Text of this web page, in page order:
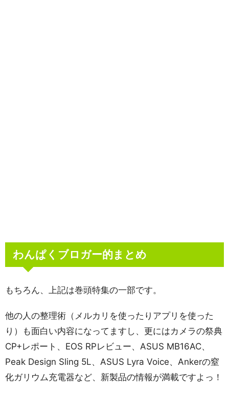
わんぱくブロガー的まとめ
もちろん、上記は巻頭特集の一部です。
他の人の整理術（メルカリを使ったりアプリを使った
り）も面白い内容になってますし、更にはカメラの祭典
CP+レポート、EOS RPレビュー、ASUS MB16AC、
Peak Design Sling 5L、ASUS Lyra Voice、Ankerの窒
化ガリウム充電器など、新製品の情報が満載ですよっ！